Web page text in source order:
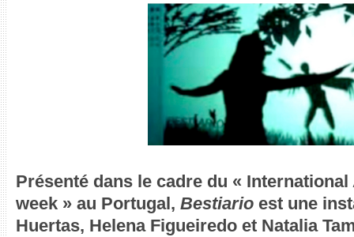
Présenté dans le cadre du «
week » au Portugal, Bestiario est une
Huertas, Helena Figueiredo et Natalia